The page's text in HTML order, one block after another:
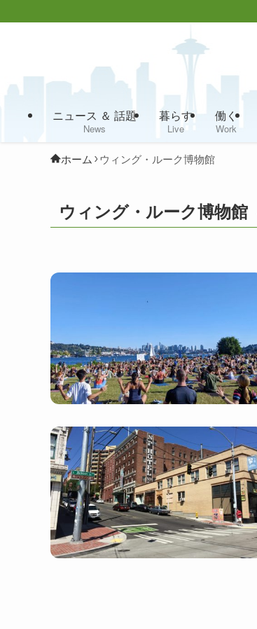
ニュース ＆ 話題
News
暮らす
Live
働く
Work
ホーム ウィング・ルーク博物館
ウィング・ルーク博物館